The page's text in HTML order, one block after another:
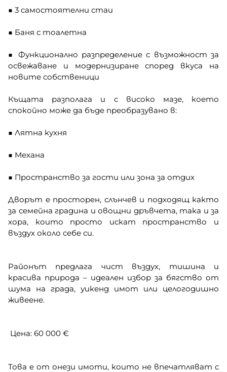
■ 3 самостоятелни стаи
■ Баня с тоалетна
■ Функционално разпределение с възможност за
освежаване и модернизиране според вкуса на
новите собственици
Къщата разполага и с високо мазе, което
спокойно може да бъде преобразувано в:
■ Лятна кухня
■ Механа
■ Пространство за гости или зона за отдих
Дворът е просторен, слънчев и подходящ както
за семейна градина и овощни дръвчета, така и за
хора, които просто искат пространство и
въздух около себе си.
Районът предлага чист въздух, тишина и
красива природа – идеален избор за бягство от
шума на града, уикенд имот или целогодишно
живеене.
Цена: 60 000 €
Това е от онези имоти, които не впечатляват с